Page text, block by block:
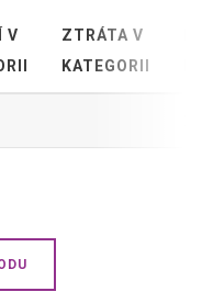
V
ZTRÁTA V
KATEGORII